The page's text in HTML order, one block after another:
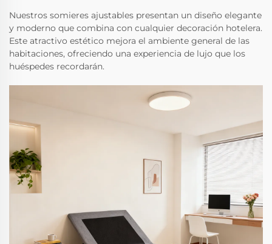
Nuestros somieres ajustables presentan un diseño elegante
y moderno que combina con cualquier decoración hotelera.
Este atractivo estético mejora el ambiente general de las
habitaciones, ofreciendo una experiencia de lujo que los
huéspedes recordarán.